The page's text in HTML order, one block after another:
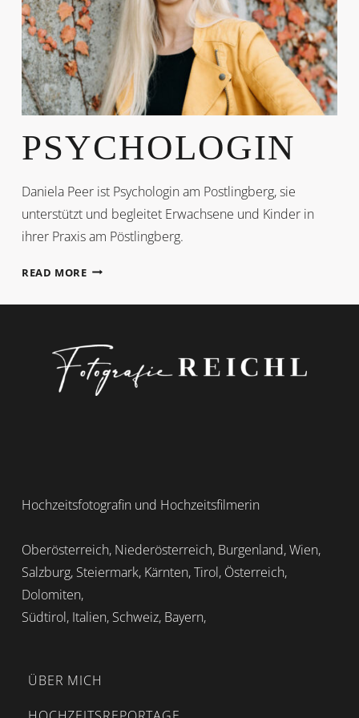
PSYCHOLOGIN
Daniela Peer ist Psychologin am Postlingberg, sie
unterstützt und begleitet Erwachsene und Kinder in
ihrer Praxis am Pöstlingberg.
READ MOREPSYCHOLOGIN
Hochzeitsfotografin und Hochzeitsfilmerin
Oberösterreich, Niederösterreich, Burgenland, Wien,
Salzburg, Steiermark, Kärnten, Tirol, Österreich,
Dolomiten,
Südtirol, Italien, Schweiz, Bayern,
ÜBER MICH